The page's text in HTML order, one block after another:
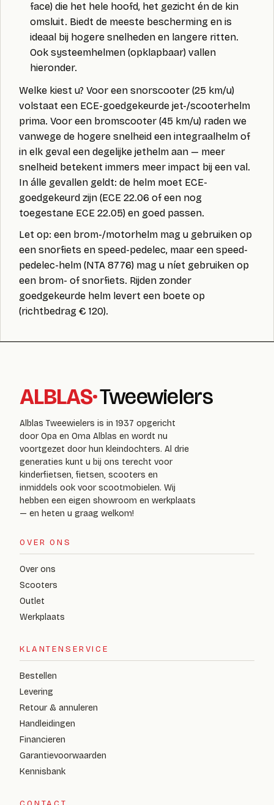
face) die het hele hoofd, het gezicht én de kin
omsluit. Biedt de meeste bescherming en is
ideaal bij hogere snelheden en langere ritten.
Ook systeemhelmen (opklapbaar) vallen
hieronder.
Welke kiest u? Voor een snorscooter (25 km/u)
volstaat een ECE-goedgekeurde jet-/scooterhelm
prima. Voor een bromscooter (45 km/u) raden we
vanwege de hogere snelheid een integraalhelm of
in elk geval een degelijke jethelm aan — meer
snelheid betekent immers meer impact bij een val.
In álle gevallen geldt: de helm moet ECE-
goedgekeurd zijn (ECE 22.06 of een nog
toegestane ECE 22.05) en goed passen.
Let op: een brom-/motorhelm mag u gebruiken op
een snorfiets en speed-pedelec, maar een speed-
pedelec-helm (NTA 8776) mag u níet gebruiken op
een brom- of snorfiets. Rijden zonder
goedgekeurde helm levert een boete op
(richtbedrag € 120).
ALBLAS·Tweewielers
Alblas Tweewielers is in 1937 opgericht
door Opa en Oma Alblas en wordt nu
voortgezet door hun kleindochters. Al drie
generaties kunt u bij ons terecht voor
kinderfietsen, fietsen, scooters en
inmiddels ook voor scootmobielen. Wij
hebben een eigen showroom en werkplaats
— en heten u graag welkom!
OVER ONS
Over ons
Scooters
Outlet
Werkplaats
KLANTENSERVICE
Bestellen
Levering
Retour & annuleren
Handleidingen
Financieren
Garantievoorwaarden
Kennisbank